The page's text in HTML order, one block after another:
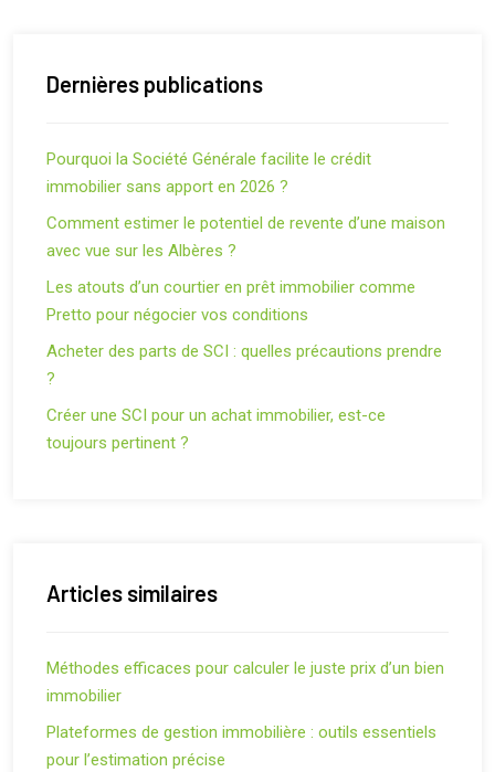
Dernières publications
Pourquoi la Société Générale facilite le crédit
immobilier sans apport en 2026 ?
Comment estimer le potentiel de revente d’une maison
avec vue sur les Albères ?
Les atouts d’un courtier en prêt immobilier comme
Pretto pour négocier vos conditions
Acheter des parts de SCI : quelles précautions prendre
?
Créer une SCI pour un achat immobilier, est-ce
toujours pertinent ?
Articles similaires
Méthodes efficaces pour calculer le juste prix d’un bien
immobilier
Plateformes de gestion immobilière : outils essentiels
pour l’estimation précise